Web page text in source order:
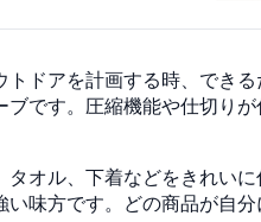
トドアを計画する時、でき
ブです。圧縮機能や仕切り
タオル、下着などをきれい
い味方です。どの商品が自